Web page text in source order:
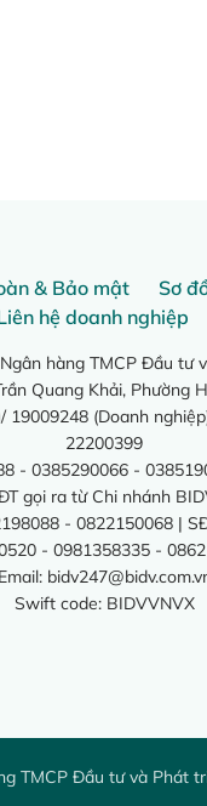
& Bảo mật Sơ
hệ doanh nghiệp
hàng TMCP Đầu tư
Quang Khải, Phường
19009248 (Doanh
22200399
- 0385290066 -
gọi ra từ Chi nhánh
- 0822150068 |
- 0981358335 -
Email:
Swift code: BIDVVNVX
TMCP Đầu tư và Phát